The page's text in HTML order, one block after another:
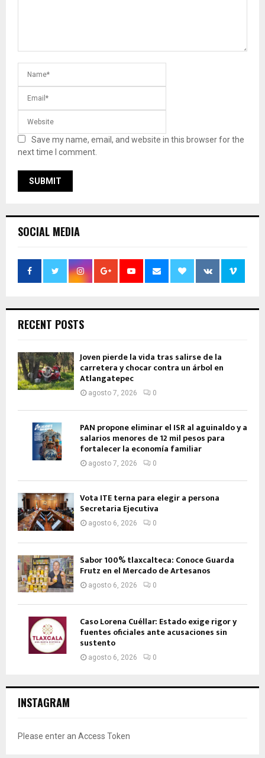
Save my name, email, and website in this browser for the
next time I comment.
SOCIAL MEDIA
RECENT POSTS
Joven pierde la vida tras salirse de la
carretera y chocar contra un árbol en
Atlangatepec
agosto 7, 2026 0
PAN propone eliminar el ISR al aguinaldo y a
salarios menores de 12 mil pesos para
fortalecer la economía familiar
agosto 7, 2026 0
Vota ITE terna para elegir a persona
Secretaria Ejecutiva
agosto 6, 2026 0
Sabor 100% tlaxcalteca: Conoce Guarda
Frutz en el Mercado de Artesanos
agosto 6, 2026 0
Caso Lorena Cuéllar: Estado exige rigor y
fuentes oficiales ante acusaciones sin
sustento
agosto 6, 2026 0
INSTAGRAM
Please enter an Access Token